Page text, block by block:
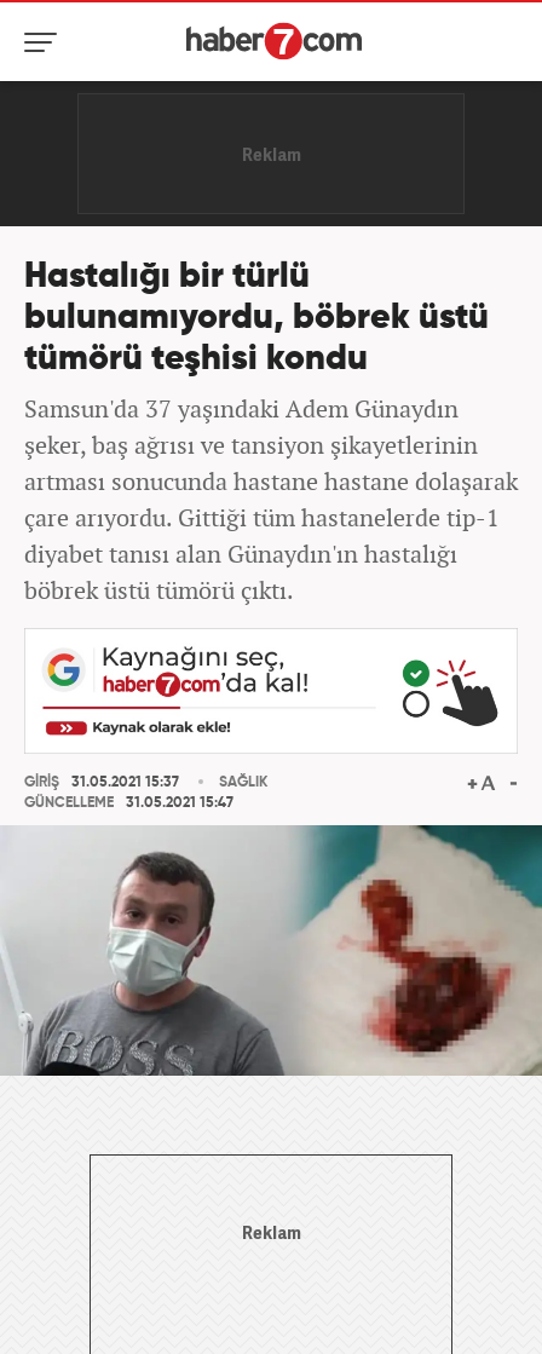
Hastalığı bir türlü
bulunamıyordu, böbrek üstü
tümörü teşhisi kondu
Samsun'da 37 yaşındaki Adem Günaydın
şeker, baş ağrısı ve tansiyon şikayetlerinin
artması sonucunda hastane hastane dolaşarak
çare arıyordu. Gittiği tüm hastanelerde tip-1
diyabet tanısı alan Günaydın'ın hastalığı
böbrek üstü tümörü çıktı.
GİRİŞ
31.05.2021 15:37
GÜNCELLEME
31.05.2021 15:47
SAĞLIK